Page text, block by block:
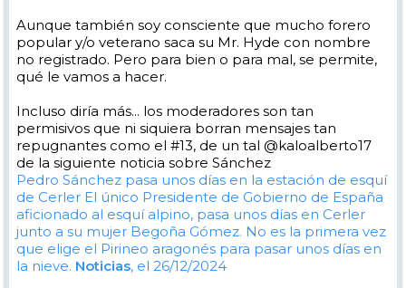
Aunque también soy consciente que mucho forero
popular y/o veterano saca su Mr. Hyde con nombre
no registrado. Pero para bien o para mal, se permite,
qué le vamos a hacer.
Incluso diría más... los moderadores son tan
permisivos que ni siquiera borran mensajes tan
repugnantes como el #13, de un tal @kaloalberto17
de la siguiente noticia sobre Sánchez
Pedro Sánchez pasa unos días en la estación de esquí
de Cerler El único Presidente de Gobierno de España
aficionado al esquí alpino, pasa unos días en Cerler
junto a su mujer Begoña Gómez. No es la primera vez
que elige el Pirineo aragonés para pasar unos días en
la nieve. Noticias, el 26/12/2024